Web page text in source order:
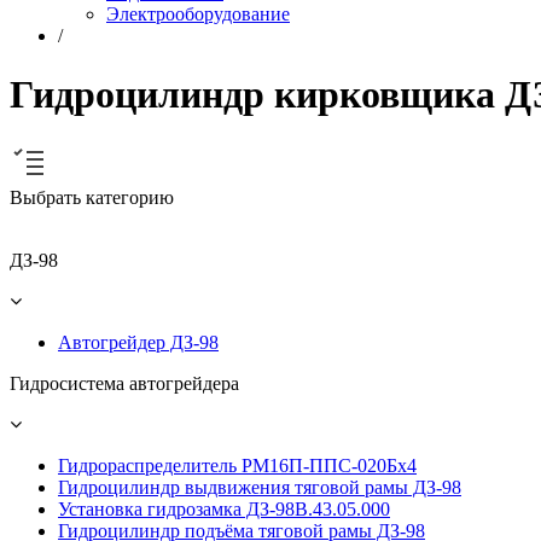
Электрооборудование
/
Гидроцилиндр кирковщика
Выбрать категорию
ДЗ-98
Автогрейдер ДЗ-98
Гидросистема автогрейдера
Гидрораспределитель РМ16П-ППС-020Бх4
Гидроцилиндр выдвижения тяговой рамы ДЗ-98
Установка гидрозамка ДЗ-98В.43.05.000
Гидроцилиндр подъёма тяговой рамы ДЗ-98